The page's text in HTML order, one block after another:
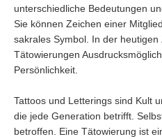
unterschiedliche Bedeutungen
Sie können Zeichen einer
sakrales Symbol. In der heutigen
Tätowierungen
Persönlichkeit.
Tattoos und Letterings sind Kult
die jede Generation betrifft.
betroffen. Eine Tätowierung ist